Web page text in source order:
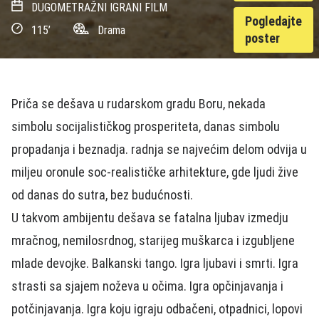
DUGOMETRAŽNI IGRANI FILM
115’
Drama
Pogledajte
poster
Priča se dešava u rudarskom gradu Boru, nekada
simbolu socijalističkog prosperiteta, danas simbolu
propadanja i beznadja. radnja se najvećim delom odvija u
miljeu oronule soc-realističke arhitekture, gde ljudi žive
od danas do sutra, bez budućnosti.
U takvom ambijentu dešava se fatalna ljubav izmedju
mračnog, nemilosrdnog, starijeg muškarca i izgubljene
mlade devojke. Balkanski tango. Igra ljubavi i smrti. Igra
strasti sa sjajem noževa u očima. Igra opčinjavanja i
potčinjavanja. Igra koju igraju odbačeni, otpadnici, lopovi